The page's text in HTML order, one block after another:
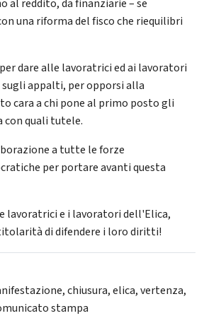
al reddito, da finanziarie – se
una riforma del fisco che riequilibri
dare alle lavoratrici ed ai lavoratori
appalti, per opporsi alla
cara a chi pone al primo posto gli
con quali tutele.
a tutte le forze
per portare avanti questa
lavoratrici e i lavoratori dell'Elica,
di difendere i loro diritti!
,chiusura,elica,vertenza,
stampa